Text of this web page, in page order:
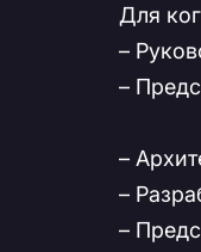
Для
–
–
–
–
–